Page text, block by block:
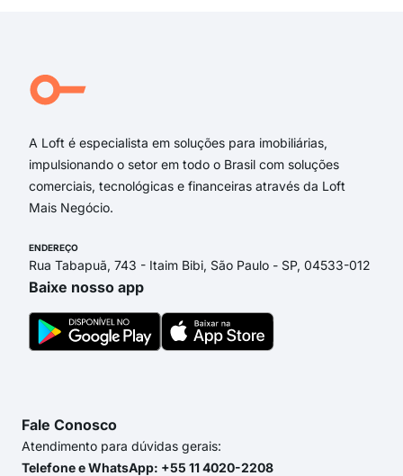
A Loft é especialista em soluções para imobiliárias,
impulsionando o setor em todo o Brasil com soluções
comerciais, tecnológicas e financeiras através da Loft
Mais Negócio.
ENDEREÇO
Rua Tabapuã, 743 - Itaim Bibi, São Paulo - SP, 04533-012
Baixe nosso app
Fale Conosco
Atendimento para dúvidas gerais:
Telefone e WhatsApp: +55 11 4020-2208